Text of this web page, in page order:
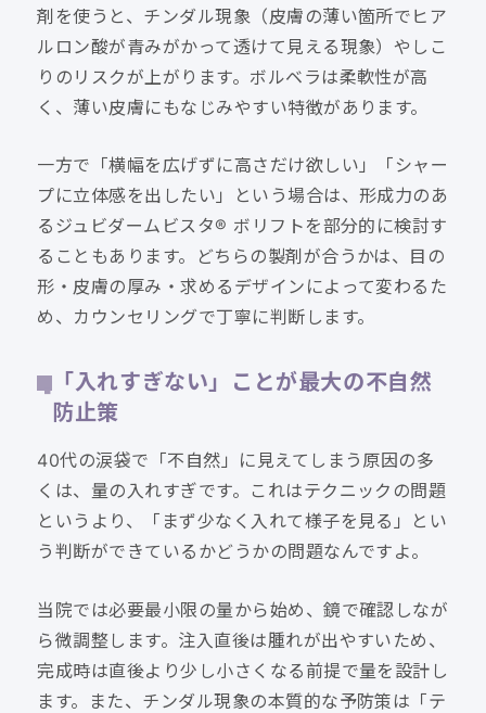
剤を使うと、チンダル現象（皮膚の薄い箇所でヒア
ルロン酸が青みがかって透けて見える現象）やしこ
りのリスクが上がります。ボルベラは柔軟性が高
く、薄い皮膚にもなじみやすい特徴があります。
一方で「横幅を広げずに高さだけ欲しい」「シャー
プに立体感を出したい」という場合は、形成力のあ
るジュビダームビスタ® ボリフトを部分的に検討す
ることもあります。どちらの製剤が合うかは、目の
形・皮膚の厚み・求めるデザインによって変わるた
め、カウンセリングで丁寧に判断します。
「入れすぎない」ことが最大の不自然
防止策
40代の涙袋で「不自然」に見えてしまう原因の多
くは、量の入れすぎです。これはテクニックの問題
というより、「まず少なく入れて様子を見る」とい
う判断ができているかどうかの問題なんですよ。
当院では必要最小限の量から始め、鏡で確認しなが
ら微調整します。注入直後は腫れが出やすいため、
完成時は直後より少し小さくなる前提で量を設計し
ます。また、チンダル現象の本質的な予防策は「テ